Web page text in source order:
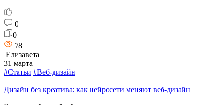
0
0
78
Елизавета
31 марта
#Статьи #Веб-дизайн
Дизайн без креатива: как нейросети меняют веб-дизайн